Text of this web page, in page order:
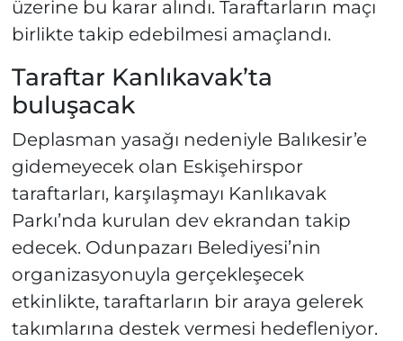
üzerine bu karar alındı. Taraftarların maçı
birlikte takip edebilmesi amaçlandı.
Taraftar Kanlıkavak’ta
buluşacak
Deplasman yasağı nedeniyle Balıkesir’e
gidemeyecek olan Eskişehirspor
taraftarları, karşılaşmayı Kanlıkavak
Parkı’nda kurulan dev ekrandan takip
edecek. Odunpazarı Belediyesi’nin
organizasyonuyla gerçekleşecek
etkinlikte, taraftarların bir araya gelerek
takımlarına destek vermesi hedefleniyor.